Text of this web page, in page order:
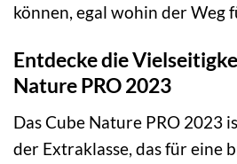
können, egal wohin der Weg
Entdecke die
Nature PRO 2023
Das Cube Nature PRO 2023
der Extraklasse, das für eine